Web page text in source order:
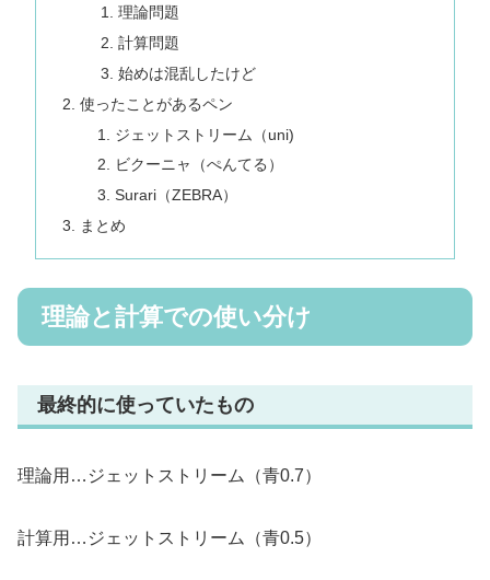
理論問題
計算問題
始めは混乱したけど
使ったことがあるペン
ジェットストリーム（uni)
ビクーニャ（ぺんてる）
Surari（ZEBRA）
まとめ
理論と計算での使い分け
最終的に使っていたもの
理論用…ジェットストリーム（青0.7）
計算用…ジェットストリーム（青0.5）